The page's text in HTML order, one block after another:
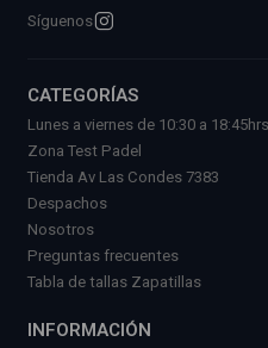
Síguenos
CATEGORÍAS
Lunes a viernes de 10:30 a
Zona Test Padel
Tienda Av Las Condes 7383
Despachos
Nosotros
Preguntas frecuentes
Tabla de tallas Zapatillas
INFORMACIÓN